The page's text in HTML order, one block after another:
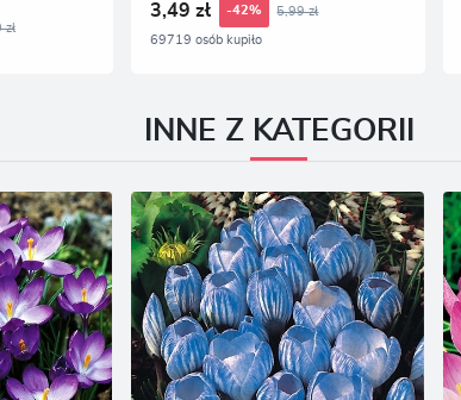
3,49 zł -42% 5,99 zł
69719 osób kupiło
INNE Z KATEGORII